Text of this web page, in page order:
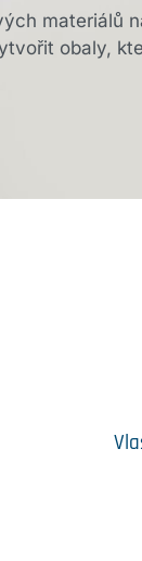
materiálů
obaly,